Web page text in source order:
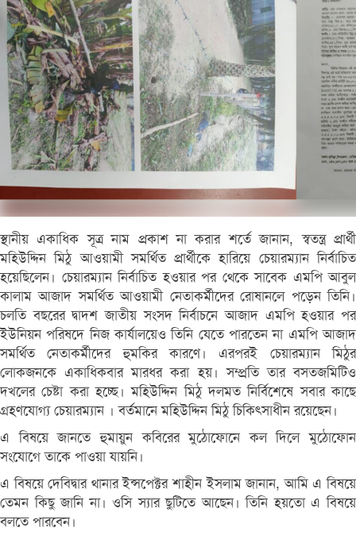
স্থানীয় একাধিক সূত্র নাম প্রকাশ না করার শর্তে জানান, স্বতন্ত্র প্রার্থী
মহিউদ্দিন মিঠু আওয়ামী সমর্থিত প্রার্থীকে হারিয়ে চেয়ারম্যান নির্বাচিত
হয়েছিলেন। চেয়ারম্যান নির্বাচিত হওয়ার পর থেকে সাবেক এমপি আবুল
কালাম আজাদ সমর্থিত আওয়ামী নেতাকর্মীদের রোষানলে পড়েন তিনি।
চলতি বছরের দ্বাদশ জাতীয় সংসদ নির্বাচনে আজাদ এমপি হওয়ার পর
ইউনিয়ন পরিষদে নিজ কার্যালয়েও তিনি যেতে পারতেন না এমপি আজাদ
সমর্থিত নেতাকর্মীদের হুমকির কারণে। এরপরই চেয়ারম্যান মিঠুর
লোকজনকে একাধিকবার মারধর করা হয়। সম্প্রতি তার বসতজমিটিও
দখলের চেষ্টা করা হচ্ছে। মহিউদ্দিন মিঠু দলমত নির্বিশেষে সবার কাছে
গ্রহণযোগ্য চেয়ারম্যান । বর্তমানে মহিউদ্দিন মিঠু চিকিৎসাধীন রয়েছেন।
এ বিষয়ে জানতে হুমায়ুন কবিরের মুঠোফোনে কল দিলে মুঠোফোন
সংযোগে তাকে পাওয়া যায়নি।
এ বিষয়ে দেবিদ্বার থানার ইন্সপেক্টর শাহীন ইসলাম জানান, আমি এ বিষয়ে
তেমন কিছু জানি না। ওসি স্যার ছুটিতে আছেন। তিনি হয়তো এ বিষয়ে
বলতে পারবেন।